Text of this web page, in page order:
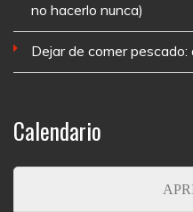
no hacerlo nunca)
Dejar de comer
Calendario